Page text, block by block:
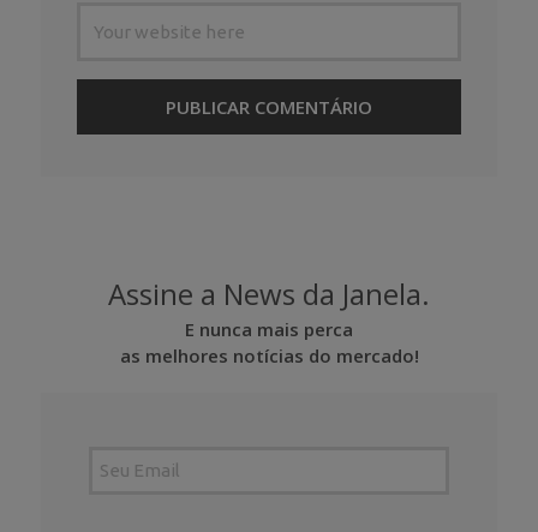
Assine a News da Janela.
E nunca mais perca
as melhores notícias do mercado!